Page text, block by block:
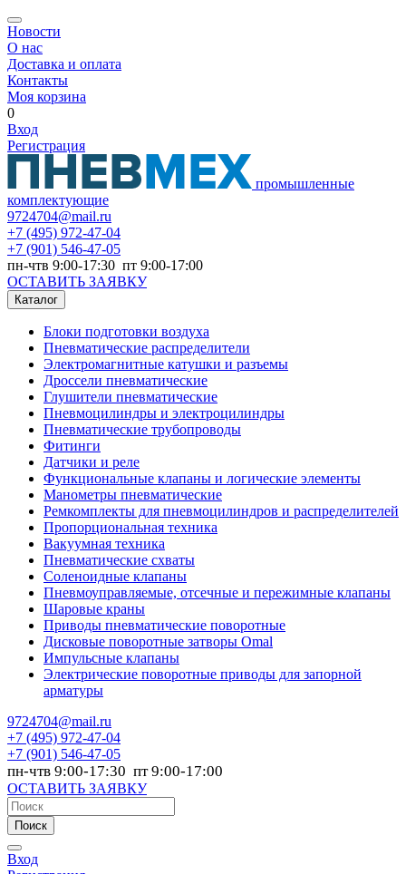
Новости
О нас
Доставка и оплата
Контакты
Моя корзина
0
Вход
Регистрация
промышленные
комплектующие
9724704@mail.ru
+7 (495) 972-47-04
+7 (901) 546-47-05
пн-чтв 9:00-17:30 пт 9:00-17:00
ОСТАВИТЬ ЗАЯВКУ
Каталог
Блоки подготовки воздуха
Пневматические распределители
Электромагнитные катушки и разъемы
Дроссели пневматические
Глушители пневматические
Пневмоцилиндры и электроцилиндры
Пневматические трубопроводы
Фитинги
Датчики и реле
Функциональные клапаны и логические элементы
Манометры пневматические
Ремкомплекты для пневмоцилиндров и распределителей
Пропорциональная техника
Вакуумная техника
Пневматические схваты
Соленоидные клапаны
Пневмоуправляемые, отсечные и пережимные клапаны
Шаровые краны
Приводы пневматические поворотные
Дисковые поворотные затворы Omal
Импульсные клапаны
Электрические поворотные приводы для запорной
арматуры
9724704@mail.ru
+7 (495) 972-47-04
+7 (901) 546-47-05
пн-чтв 9:00-17:30 пт 9:00-17:00
ОСТАВИТЬ ЗАЯВКУ
Поиск
Вход